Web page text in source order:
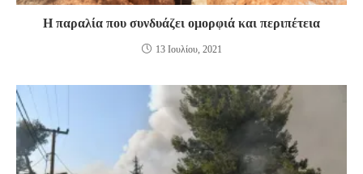
Η παραλία που συνδυάζει ομορφιά και περιπέτεια
13 Ιουλίου, 2021